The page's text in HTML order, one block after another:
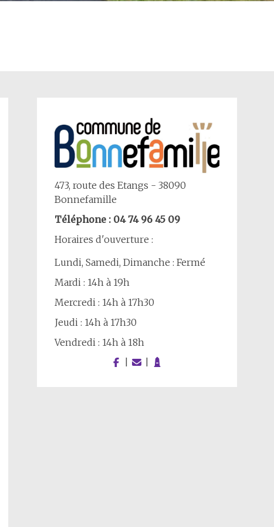
473, route des Etangs - 38090
Bonnefamille
Téléphone : 04 74 96 45 09
Horaires d'ouverture :
Lundi, Samedi, Dimanche : Fermé
Mardi : 14h à 19h
Mercredi : 14h à 17h30
Jeudi : 14h à 17h30
Vendredi : 14h à 18h